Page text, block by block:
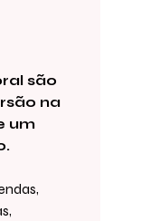
são
na
um